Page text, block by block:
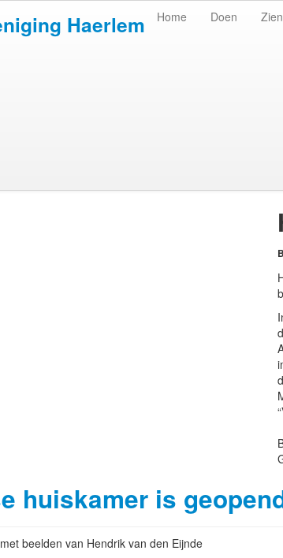
Haerlem Home Doen Zien
huiskamer is
beelden van Hendrik van den Eijnde